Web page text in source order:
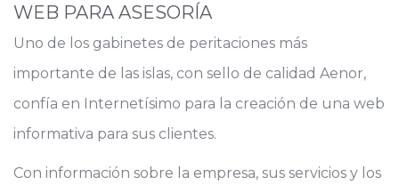
WEB PARA ASESORÍA
Uno de los gabinetes de peritaciones más
importante de las islas, con sello de calidad Aenor,
confía en Internetísimo para la creación de una web
informativa para sus clientes.
Con información sobre la empresa, sus servicios y los